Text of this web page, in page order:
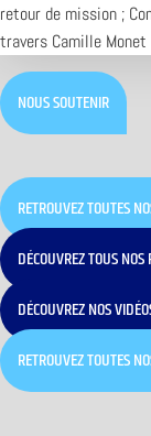
retour de mission ;
travers Camille
NOUS SOUTENIR
RETROUVEZ TOUTES
DÉCOUVREZ TOUS NOS
DÉCOUVREZ NOS
RETROUVEZ TOUTES